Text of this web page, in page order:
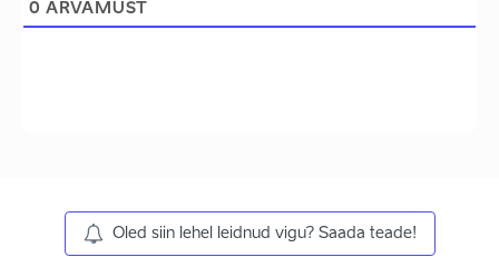
0 ARVAMUST
Oled siin lehel leidnud vigu? Saada teade!